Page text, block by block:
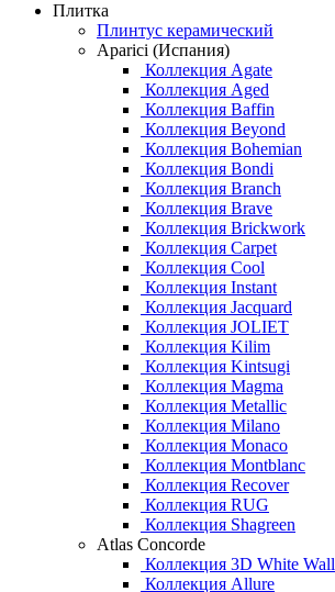
Плитка
Плинтус керамический
Aparici (Испания)
Коллекция Agate
Коллекция Aged
Коллекция Baffin
Коллекция Beyond
Коллекция Bohemian
Коллекция Bondi
Коллекция Branch
Коллекция Brave
Коллекция Brickwork
Коллекция Carpet
Коллекция Cool
Коллекция Instant
Коллекция Jacquard
Коллекция JOLIET
Коллекция Kilim
Коллекция Kintsugi
Коллекция Magma
Коллекция Metallic
Коллекция Milano
Коллекция Monaco
Коллекция Montblanc
Коллекция Recover
Коллекция RUG
Коллекция Shagreen
Atlas Concorde
Коллекция 3D White Wall
Коллекция Allure